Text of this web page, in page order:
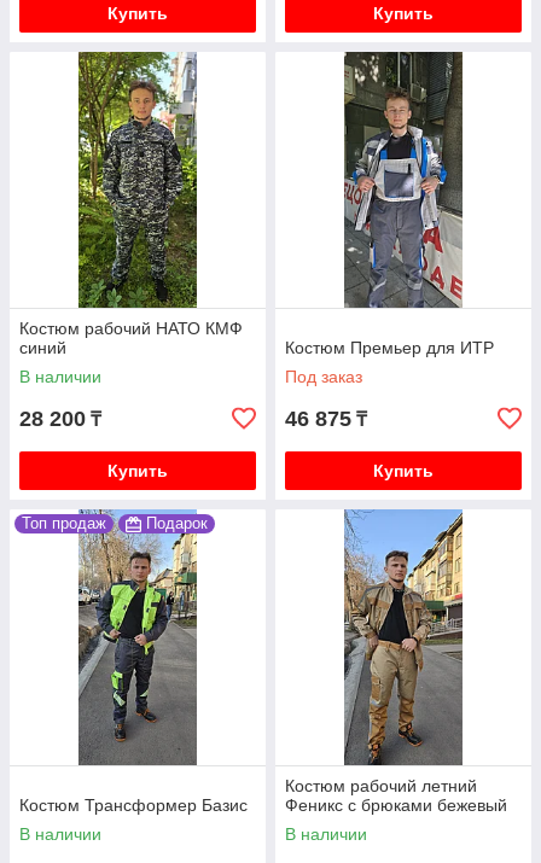
Купить Купить
Костюм рабочий НАТО КМФ
синий
В наличии
28 200 ₸
Купить
Костюм Премьер для ИТР
Под заказ
46 875 ₸
Купить
Топ продаж Подарок
Костюм Трансформер Базис
В наличии
Костюм рабочий летний
Феникс с брюками бежевый
В наличии